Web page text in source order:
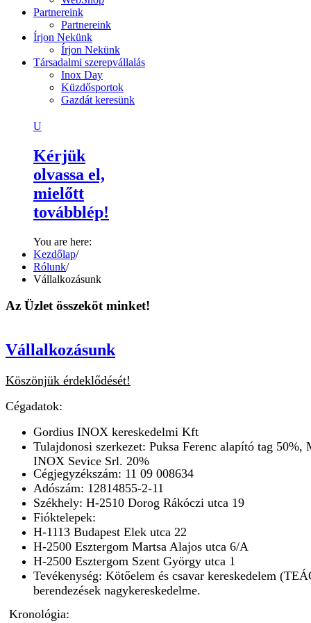
Partnereink
Partnereink
Írjon Nekünk
Írjon Nekünk
Társadalmi szerepvállalás
Inox Day
Küzdősportok
Gazdát keresünk
U
Kérjük
olvassa el,
mielőtt
továbblép!
You are here:
Kezdőlap/
Rólunk/
Vállalkozásunk
Az Üzlet összeköt minket!
Vállalkozásunk
Köszönjük érdeklődését!
Cégadatok:
Gordius INOX kereskedelmi Kft
Tulajdonosi szerkezet: Puksa Ferenc alapító tag
INOX Sevice Srl. 20%
Cégjegyzékszám: 11 09 008634
Adószám: 12814855-2-11
Székhely: H-2510 Dorog Rákóczi utca 19
Fióktelepek:
H-1113 Budapest Elek utca 22
H-2500 Esztergom Martsa Alajos utca 6/A
H-2500 Esztergom Szent György utca 1
Tevékenység: Kötőelem és csavar kereskedelem
berendezések nagykereskedelme.
Kronológia: